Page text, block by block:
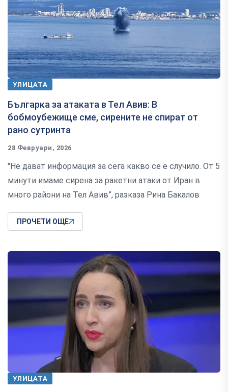
УЛИЦАТА
Българка за атаката в Тел Авив: В
бобмоубежище сме, сирените не спират от
рано сутринта
28 Февруари, 2026
"Не дават информация за сега какво се е случило. От 5
минути имаме сирена за ракетни атаки от Иран в
много райони на Тел Авив”, разказа Рина Бакалов
ПРОЧЕТИ ОЩЕ
УЛИЦАТА